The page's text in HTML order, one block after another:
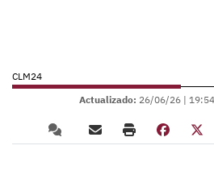
CLM24
Actualizado: 26/06/26 | 19:54